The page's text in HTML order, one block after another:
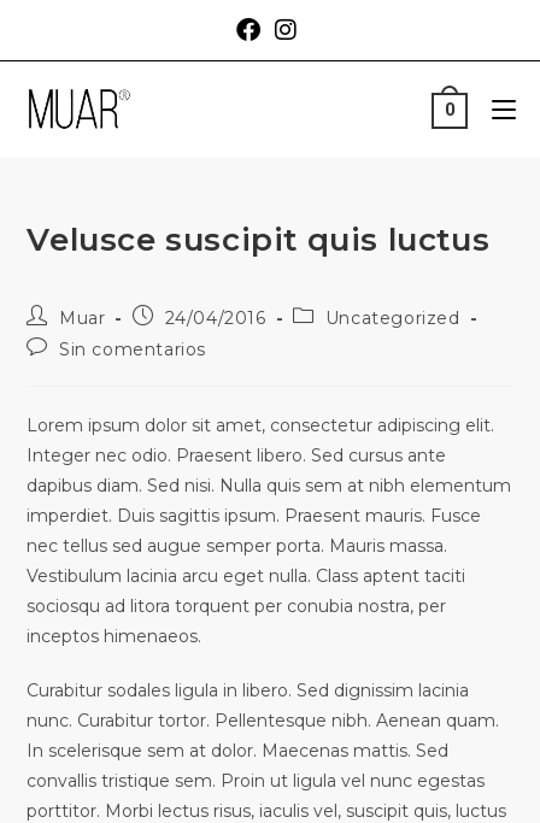
0
Velusce suscipit quis luctus
Muar 24/04/2016
Uncategorized
Sin comentarios
Lorem ipsum dolor sit amet, consectetur adipiscing elit.
Integer nec odio. Praesent libero. Sed cursus ante
dapibus diam. Sed nisi. Nulla quis sem at nibh elementum
imperdiet. Duis sagittis ipsum. Praesent mauris. Fusce
nec tellus sed augue semper porta. Mauris massa.
Vestibulum lacinia arcu eget nulla. Class aptent taciti
sociosqu ad litora torquent per conubia nostra, per
inceptos himenaeos.
Curabitur sodales ligula in libero. Sed dignissim lacinia
nunc. Curabitur tortor. Pellentesque nibh. Aenean quam.
In scelerisque sem at dolor. Maecenas mattis. Sed
convallis tristique sem. Proin ut ligula vel nunc egestas
porttitor. Morbi lectus risus, iaculis vel, suscipit quis, luctus